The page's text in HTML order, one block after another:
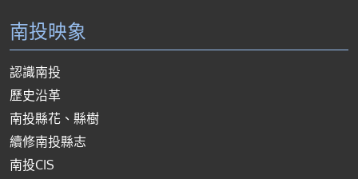
南投映象
認識南投
歷史沿革
南投縣花、縣樹
續修南投縣志
南投CIS